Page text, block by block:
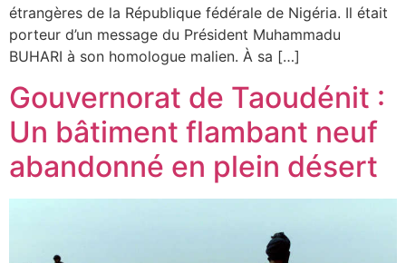
étrangères de la République fédérale de Nigéria. Il était
porteur d’un message du Président Muhammadu
BUHARI à son homologue malien. À sa […]
Gouvernorat de Taoudénit :
Un bâtiment flambant neuf
abandonné en plein désert